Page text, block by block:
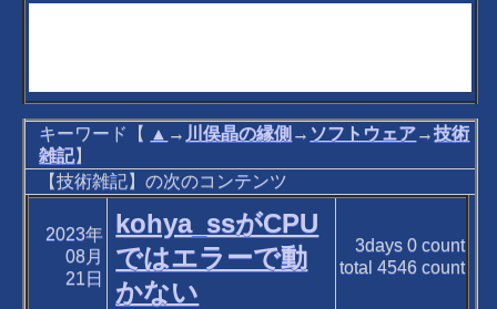
キーワード【 ▲ → 川俣晶の縁側 → ソフトウェア→技術
雑記】
【技術雑記】の次のコンテンツ
2023年
08月
21日
kohya_ssがCPU
ではエラーで動
かない
3days 0count
total 4546count